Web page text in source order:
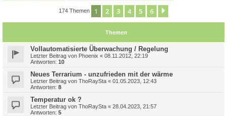
174 Themen 1 2 3 4 5 6
Themen
Vollautomatisierte Überwachung / Regelung
Letzter Beitrag von Phoenix « 08.11.2012, 22:19
Antworten: 10
Neues Terrarium - unzufrieden mit der wärme
Letzter Beitrag von ThoRaySta « 01.05.2023, 12:43
Antworten: 8
Temperatur ok ?
Letzter Beitrag von ThoRaySta « 28.04.2023, 21:57
Antworten: 5